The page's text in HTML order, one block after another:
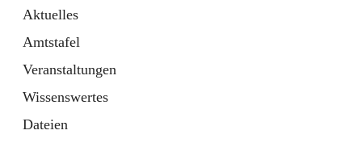
Aktuelles
Amtstafel
Veranstaltungen
Wissenswertes
Dateien
Externe Webseite
in
Tab
Region Schneebergland
Externe Webseite
öffnet
in
neuem
Tab